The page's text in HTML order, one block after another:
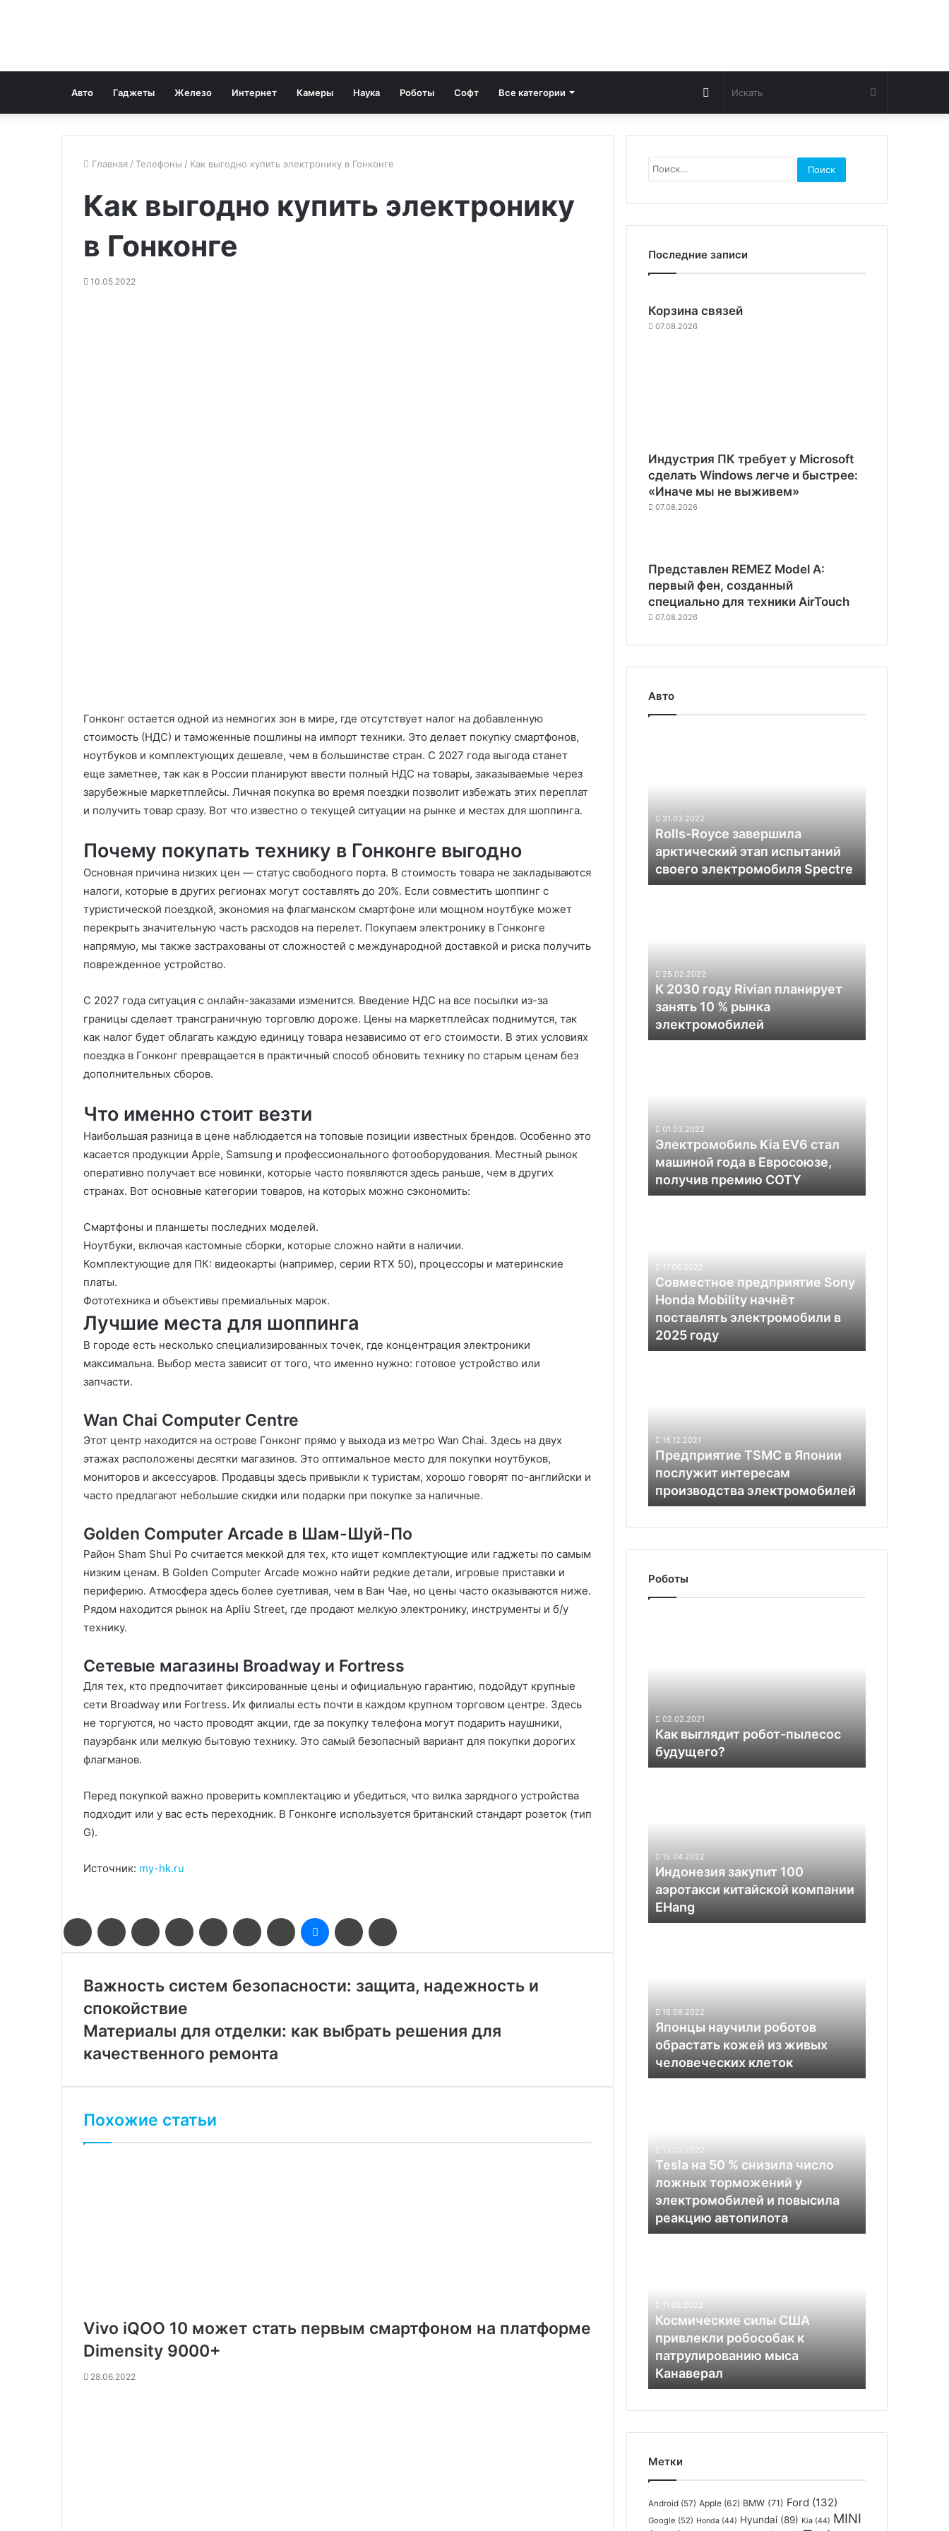
Авто Гаджеты Железо Интернет Камеры Наука Роботы Софт Все категории Искать
Switch
skin
Главная / Телефоны / Как выгодно купить электронику в Гонконге
Как выгодно купить электронику
в Гонконге
10.05.2022
Гонконг остается одной из немногих зон в мире, где отсутствует налог на добавленную
стоимость (НДС) и таможенные пошлины на импорт техники. Это делает покупку смартфонов,
ноутбуков и комплектующих дешевле, чем в большинстве стран. С 2027 года выгода станет
еще заметнее, так как в России планируют ввести полный НДС на товары, заказываемые через
зарубежные маркетплейсы. Личная покупка во время поездки позволит избежать этих переплат
и получить товар сразу. Вот что известно о текущей ситуации на рынке и местах для шоппинга.
Почему покупать технику в Гонконге выгодно
Основная причина низких цен — статус свободного порта. В стоимость товара не закладываются
налоги, которые в других регионах могут составлять до 20%. Если совместить шоппинг с
туристической поездкой, экономия на флагманском смартфоне или мощном ноутбуке может
перекрыть значительную часть расходов на перелет. Покупаем электронику в Гонконге
напрямую, мы также застрахованы от сложностей с международной доставкой и риска получить
поврежденное устройство.
С 2027 года ситуация с онлайн-заказами изменится. Введение НДС на все посылки из-за
границы сделает трансграничную торговлю дороже. Цены на маркетплейсах поднимутся, так
как налог будет облагать каждую единицу товара независимо от его стоимости. В этих условиях
поездка в Гонконг превращается в практичный способ обновить технику по старым ценам без
дополнительных сборов.
Что именно стоит везти
Наибольшая разница в цене наблюдается на топовые позиции известных брендов. Особенно это
касается продукции Apple, Samsung и профессионального фотооборудования. Местный рынок
оперативно получает все новинки, которые часто появляются здесь раньше, чем в других
странах. Вот основные категории товаров, на которых можно сэкономить:
Смартфоны и планшеты последних моделей.
Ноутбуки, включая кастомные сборки, которые сложно найти в наличии.
Комплектующие для ПК: видеокарты (например, серии RTX 50), процессоры и материнские
платы.
Фототехника и объективы премиальных марок.
Лучшие места для шоппинга
В городе есть несколько специализированных точек, где концентрация электроники
максимальна. Выбор места зависит от того, что именно нужно: готовое устройство или
запчасти.
Wan Chai Computer Centre
Этот центр находится на острове Гонконг прямо у выхода из метро Wan Chai. Здесь на двух
этажах расположены десятки магазинов. Это оптимальное место для покупки ноутбуков,
мониторов и аксессуаров. Продавцы здесь привыкли к туристам, хорошо говорят по-английски и
часто предлагают небольшие скидки или подарки при покупке за наличные.
Golden Computer Arcade в Шам-Шуй-По
Район Sham Shui Po считается меккой для тех, кто ищет комплектующие или гаджеты по самым
низким ценам. В Golden Computer Arcade можно найти редкие детали, игровые приставки и
периферию. Атмосфера здесь более суетливая, чем в Ван Чае, но цены часто оказываются ниже.
Рядом находится рынок на Apliu Street, где продают мелкую электронику, инструменты и б/у
технику.
Сетевые магазины Broadway и Fortress
Для тех, кто предпочитает фиксированные цены и официальную гарантию, подойдут крупные
сети Broadway или Fortress. Их филиалы есть почти в каждом крупном торговом центре. Здесь
не торгуются, но часто проводят акции, где за покупку телефона могут подарить наушники,
пауэрбанк или мелкую бытовую технику. Это самый безопасный вариант для покупки дорогих
флагманов.
Перед покупкой важно проверить комплектацию и убедиться, что вилка зарядного устройства
подходит или у вас есть переходник. В Гонконге используется британский стандарт розеток (тип
G).
Источник: my-hk.ru
FacebookTwitter LinkedIn Pinterest Reddit ВконтактеОдноклассники
MessengerПоделиться
через
электронную
Важность систем безопасности: защита, надежность и
спокойствие
Материалы для отделки: как выбрать решения для
качественного ремонта
Похожие статьи
Vivo iQOO 10 может стать первым смартфоном на платформе
Dimensity 9000+
28.06.2022
Найти:
Последние записи
Корзина связей
07.08.2026
Индустрия ПК требует у Microsoft
сделать Windows легче и быстрее:
«Иначе мы не выживем»
07.08.2026
Представлен REMEZ Model A:
первый фен, созданный
специально для техники AirTouch
07.08.2026
Авто
своего
электромобиля
Spectre
31.03.2022
Rolls-Royce завершила
арктический этап испытаний
своего электромобиля Spectre
10
рынка
электромобилей
25.02.2022
К 2030 году Rivian планирует
занять 10 % рынка
электромобилей
Евросоюзе,
получив
премию
COTY
01.03.2022
Электромобиль Kia EV6 стал
машиной года в Евросоюзе,
получив премию COTY
начнёт
электромобили
2025
году
17.06.2022
Совместное предприятие Sony
Honda Mobility начнёт
поставлять электромобили в
2025 году
производства
электромобилей
16.12.2021
Предприятие TSMC в Японии
послужит интересам
производства электромобилей
Роботы
02.02.2021
Как выглядит робот-пылесос
будущего?
EHang
15.04.2022
Индонезия закупит 100
аэротакси китайской компании
EHang
живых
человеческих
клеток
16.06.2022
Японцы научили роботов
обрастать кожей из живых
человеческих клеток
число
торможений
электромобилей
и
13.02.2022
Tesla на 50 % снизила число
ложных торможений у
электромобилей и повысила
реакцию автопилота
мыса
Канаверал
11.08.2022
Космические силы США
привлекли робособак к
патрулированию мыса
Канаверал
Метки
Android (57) Apple (62) BMW (71) Ford (132)
Google (52) Honda (44) Hyundai (89) Kia (44) MINI